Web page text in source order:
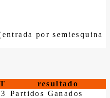
por semiesquina
T
resultado
Partidos Ganados